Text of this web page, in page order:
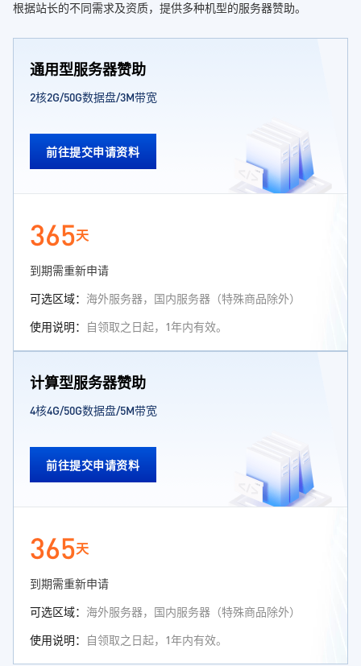
根据站长的不同需求及资质，提供多种机型的服务器赞助。
通用型服务器赞助
2核2G/50G数据盘/3M带宽
前往提交申请资料
365天
到期需重新申请
可选区域： 海外服务器，国内服务器（特殊商品除外）
使用说明：
自领取之日起，1年内有效。
计算型服务器赞助
4核4G/50G数据盘/5M带宽
前往提交申请资料
365天
到期需重新申请
可选区域： 海外服务器，国内服务器（特殊商品除外）
使用说明：
自领取之日起，1年内有效。